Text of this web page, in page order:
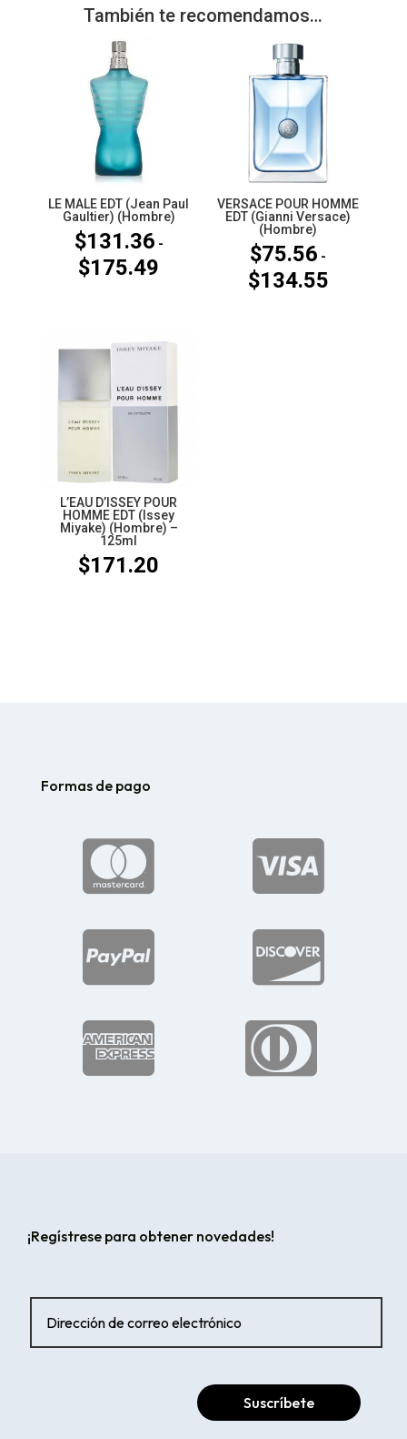
También te recomendamos…
LE MALE EDT (Jean Paul
Gaultier) (Hombre)
$131.36 -
$175.49
desde
hasta
$175.49
VERSACE POUR HOMME
EDT (Gianni Versace)
(Hombre)
$75.56 -
$134.55Rango
L’EAU D’ISSEY POUR
HOMME EDT (Issey
Miyake) (Hombre) –
125ml
$171.20
Formas de pago






¡Regístrese para obtener novedades!
Suscríbete